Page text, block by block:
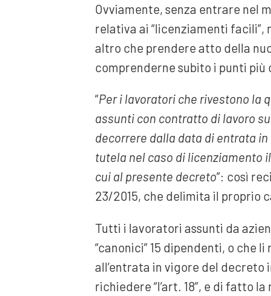
Ovviamente, senza entrare nel
relativa ai “licenziamenti
altro che prendere atto della
comprenderne subito i punti
“Per i lavoratori che rivestono la
assunti con contratto di lavoro
decorrere dalla data di entrata
tutela nel caso di licenziamento
cui al presente decreto”: così
23/2015, che delimita il proprio
Tutti i lavoratori assunti da
“canonici” 15 dipendenti, o che
all’entrata in vigore del decreto
richiedere “l’art. 18”, e di fatto